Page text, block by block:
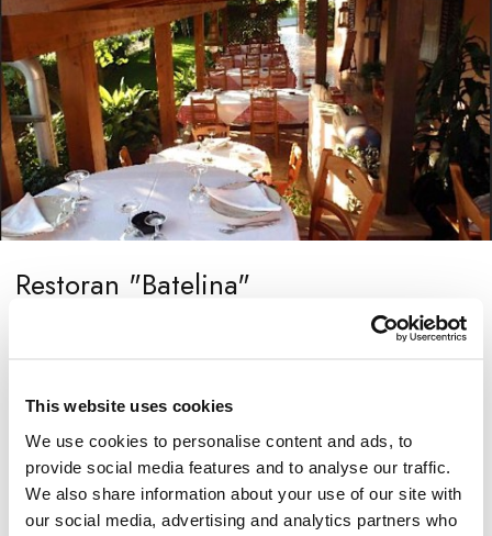
This website uses cookies
We use cookies to personalise content and ads, to
provide social media features and to analyse our traffic.
We also share information about your use of our site with
our social media, advertising and analytics partners who
Restoran "Batelina"
Mala obiteljska istarska konoba Batelina slovi kao najbolji
vodi ribarska obitelj Skoko koja poslužuje svježu ribu slijedeći
filozofiju visoke japanske riblje kuhinje. Jedan od specijaliteta
koje možete ovdje probati je jetra grdobine sa smokvama u
vinu ili pašteta od jetre morskog psa.